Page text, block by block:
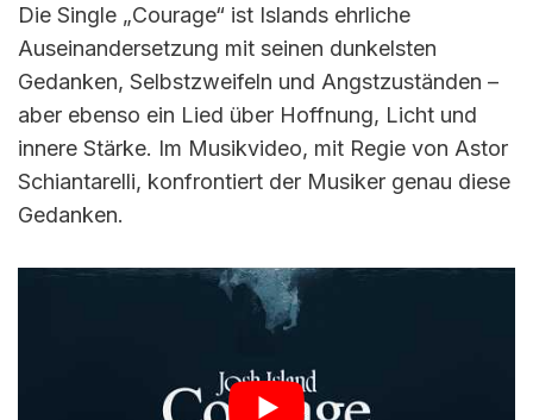
Die Single „Courage“ ist Islands ehrliche
Auseinandersetzung mit seinen dunkelsten
Gedanken, Selbstzweifeln und Angstzuständen –
aber ebenso ein Lied über Hoffnung, Licht und
innere Stärke. Im Musikvideo, mit Regie von Astor
Schiantarelli, konfrontiert der Musiker genau diese
Gedanken.